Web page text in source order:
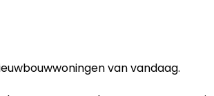
van vandaag.